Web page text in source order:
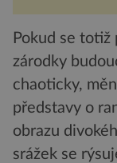
Pokud se
zárodky
chaoticky,
představy o
obrazu
srážek se